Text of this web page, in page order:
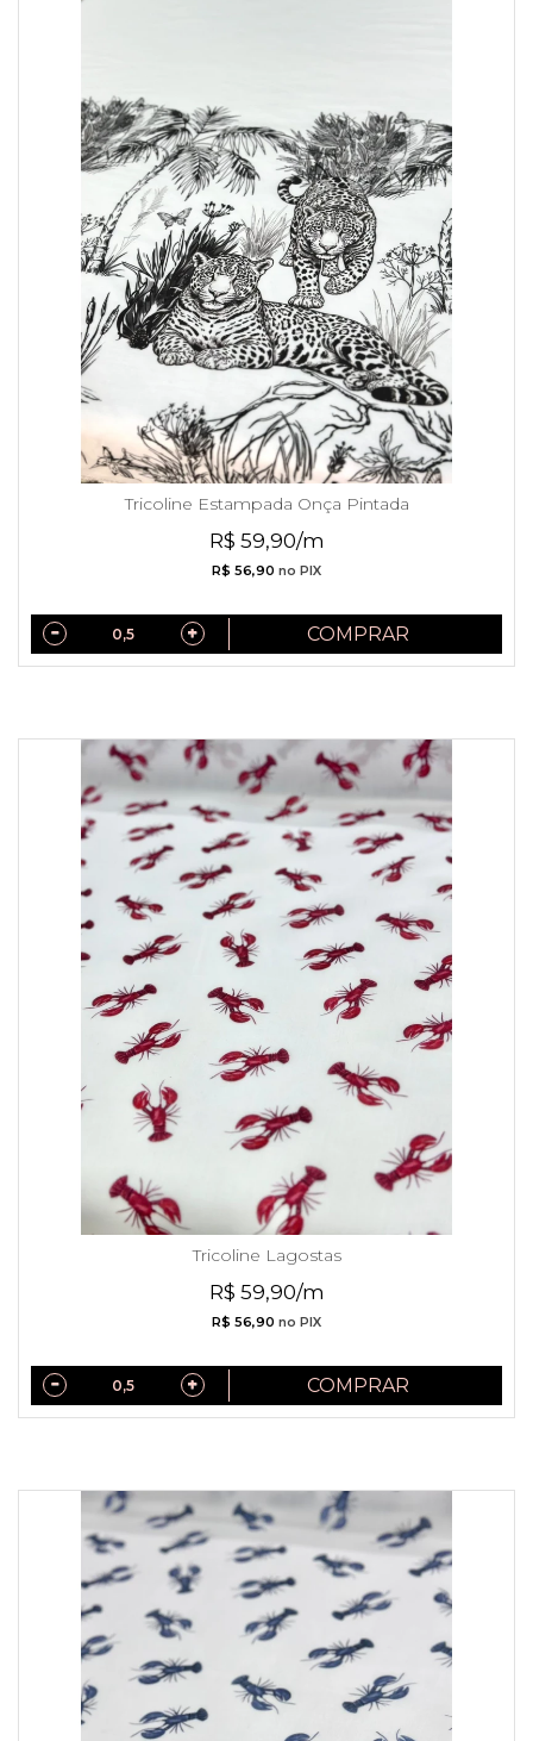
Tricoline Estampada Onça Pintada
R$ 59,90/m
R$ 56,90 no PIX
COMPRAR
Tricoline Lagostas
R$ 59,90/m
R$ 56,90 no PIX
COMPRAR